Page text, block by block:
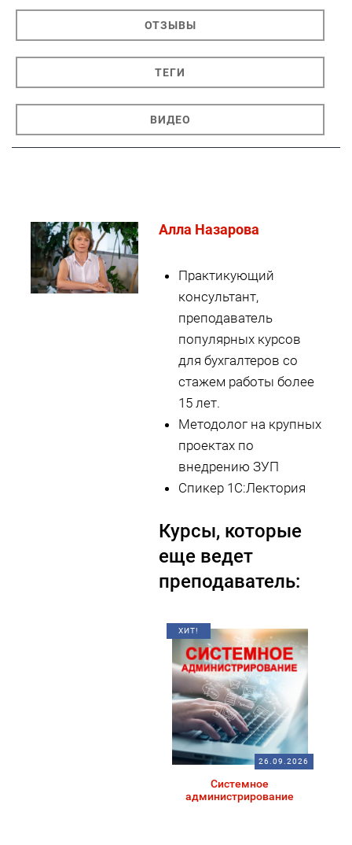
ОТЗЫВЫ
ТЕГИ
ВИДЕО
Алла Назарова
Практикующий
консультант,
преподаватель
популярных курсов
для бухгалтеров со
стажем работы более
15 лет.
Методолог на крупных
проектах по
внедрению ЗУП
Спикер 1С:Лектория
Курсы, которые
еще ведет
преподаватель:
ХИТ!
26.09.2026
Системное
администрирование